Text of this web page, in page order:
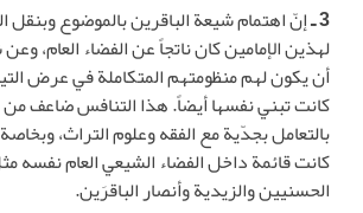
3 ـ إنّ اهتمام شيعة الباقرين بالموضوع وبنقل
لهذين الإمامين كان ناتجاً عن الفضاء العام،
أن يكون لهم منظومتهم المتكاملة في عرض
كانت تبني نفسها أيضاً. هذا التنافس ضاعف من
بالتعامل بجدّية مع الفقه وعلوم التراث،
كانت قائمة داخل الفضاء الشيعي العام نفسه
الحسنيين والزيدية وأنصار الباقرَين.